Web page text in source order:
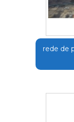
rede de